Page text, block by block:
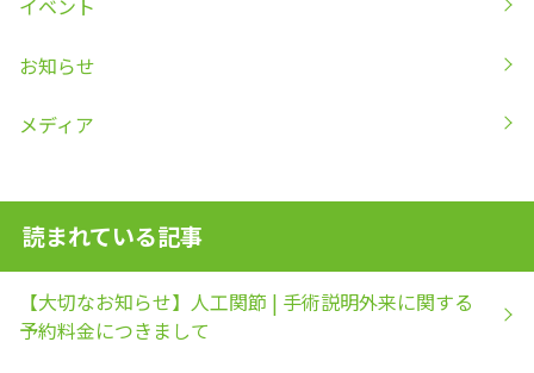
イベント
お知らせ
メディア
読まれている記事
【大切なお知らせ】人工関節 | 手術説明外来に関する
予約料金につきまして